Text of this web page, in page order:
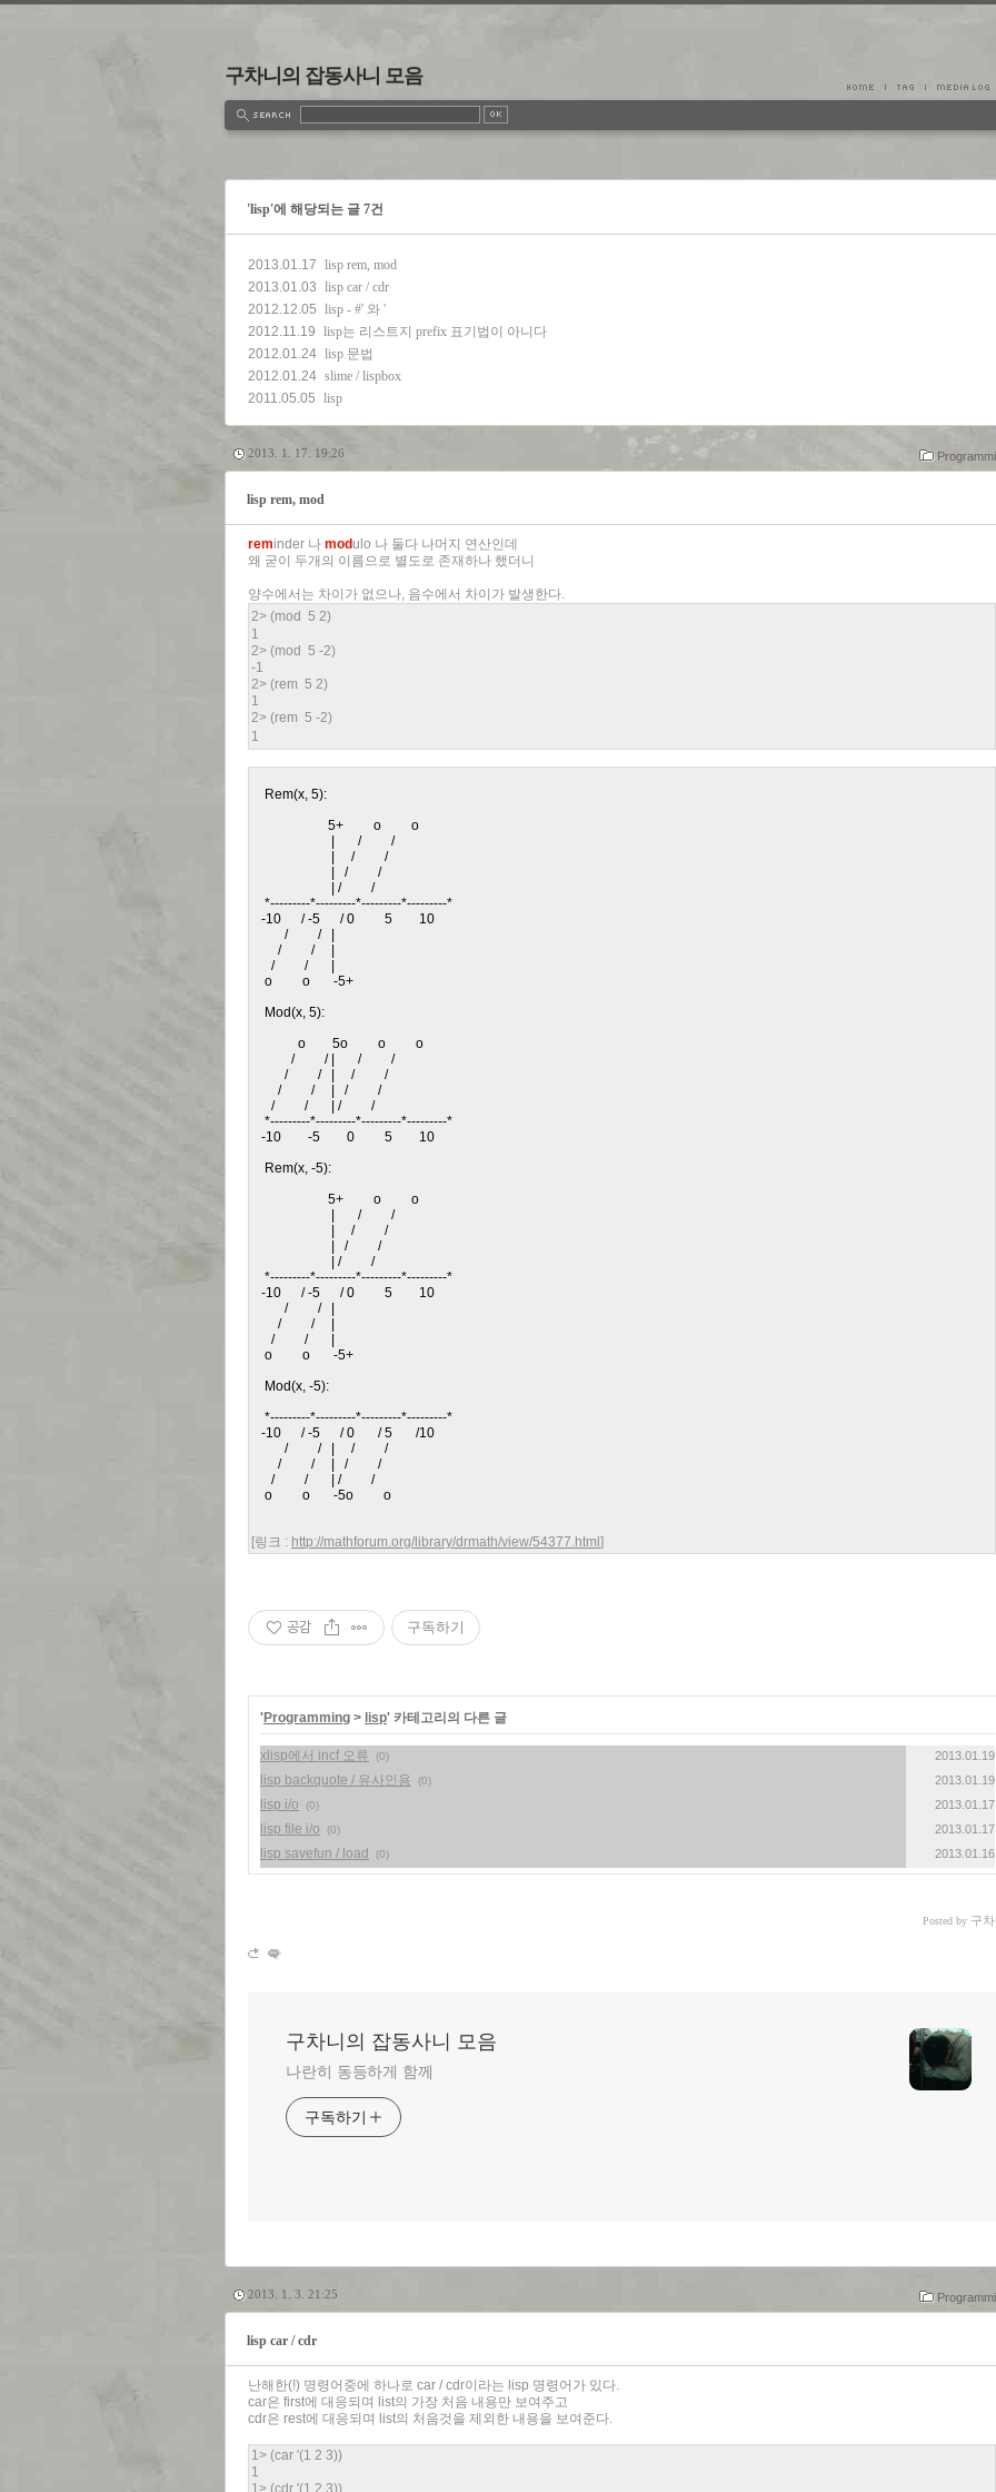
구차니의 잡동사니 모음
'lisp'에 해당되는 글 7건
2013.01.17 lisp rem, mod
2013.01.03 lisp car / cdr
2012.12.05 lisp - #' 와 '
2012.11.19 lisp는 리스트지 prefix 표기법이 아니다
2012.01.24 lisp 문법
2012.01.24 slime / lispbox
2011.05.05 lisp
2013. 1. 17. 19:26
lisp rem, mod
reminder 나 modulo 나 둘다 나머지 연산인데
왜 굳이 두개의 이름으로 별도로 존재하나 했더니
양수에서는 차이가 없으나, 음수에서 차이가 발생한다.
2> (mod 5 2)
1
2> (mod 5 -2)
-1
2> (rem 5 2)
1
2> (rem 5 -2)
1
    Rem(x, 5):
                       5+         o         o
                        |       /         /
                        |     /         /
                        |   /         /
                        | /         /
    *---------*---------*---------*---------*
   -10      / -5      / 0         5        10
          /         /   |
        /         /     |
      /         /       |
    o         o       -5+
    Mod(x, 5):
              o        5o         o         o
            /         / |       /         /
          /         /   |     /         /
        /         /     |   /         /
      /         /       | /         /
    *---------*---------*---------*---------*
   -10        -5        0         5        10
    Rem(x, -5):
                       5+         o         o
                        |       /         /
                        |     /         /
                        |   /         /
                        | /         /
    *---------*---------*---------*---------*
   -10      / -5      / 0         5        10
          /         /   |
        /         /     |
      /         /       |
    o         o       -5+
    Mod(x, -5):
    *---------*---------*---------*---------*
   -10      / -5      / 0       / 5       /10
          /         /   |     /         /
        /         /     |   /         /
      /         /       | /         /
    o         o       -5o         o
[링크 : http://mathforum.org/library/drmath/view/54377.html ]
공감 구독하기
'Programming > lisp' 카테고리의 다른 글
xlisp에서 incf 오류 (0) 2013.01.19
lisp backquote / 유사인용 (0) 2013.01.19
lisp i/o (0) 2013.01.17
lisp file i/o (0) 2013.01.17
lisp savefun / load (0) 2013.01.16
Posted by 구
구차니의 잡동사니 모음
나란히 동등하게 함께
구독하기
2013. 1. 3. 21:25
lisp car / cdr
난해한(!) 명령어중에 하나로 car / cdr이라는 lisp 명령어가 있다.
car은 first에 대응되며 list의 가장 처음 내용만 보여주고
cdr은 rest에 대응되며 list의 처음것을 제외한 내용을 보여준다.
1> (car '(1 2 3))
1
1> (cdr '(1 2 3))